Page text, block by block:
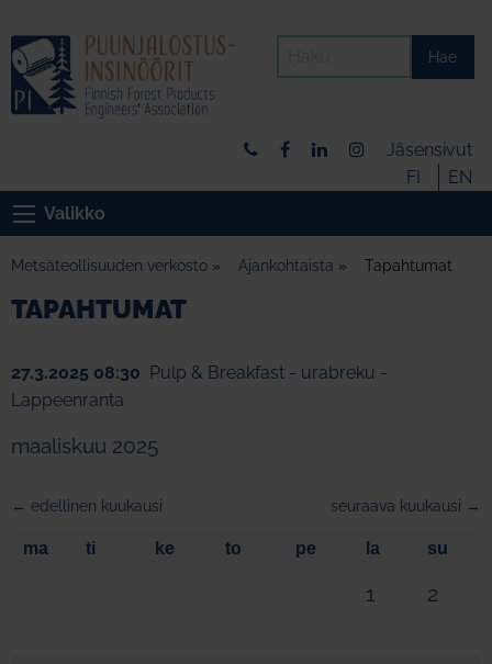
Hae
Jäsensivut
FI
EN
Valikko
Metsäteollisuuden verkosto » Ajankohtaista » Tapahtumat
TAPAHTUMAT
27.3.2025 08:30 Pulp & Breakfast - urabreku -
Lappeenranta
maaliskuu 2025
← edellinen kuukausi seuraava kuukausi →
ma ti ke to pe la su
1 2